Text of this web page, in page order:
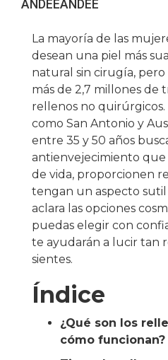
ANDEEANDEE
La mayoría de las
desean una piel más
natural sin cirugía, pero
más de 2,7 millones de
rellenos no
como San Antonio y
entre 35 y 50 años
antienvejecimiento que
de vida, proporcionen
tengan un aspecto
aclara las opciones
puedas elegir con
te ayudarán a lucir tan
sientes.
Índice
¿Qué son los
cómo funcionan?